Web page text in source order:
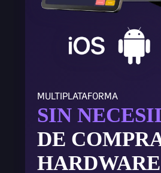
MULTIPLATAFORMA
SIN
DE
HARDWARE